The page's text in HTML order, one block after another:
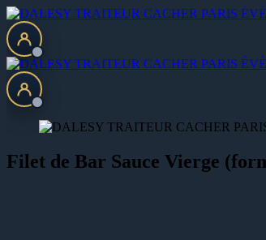
Passer
au
contenu
Filet de Bar Sauce Vierge